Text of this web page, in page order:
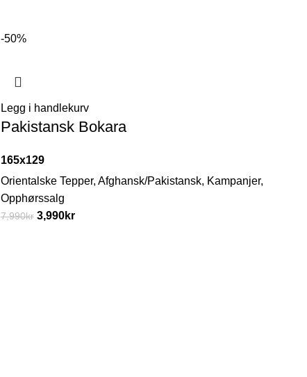
-50%
Legg i handlekurv
Pakistansk Bokara
165x129
Orientalske Tepper, Afghansk/Pakistansk, Kampanjer,
Opphørssalg
7,990kr 3,990kr